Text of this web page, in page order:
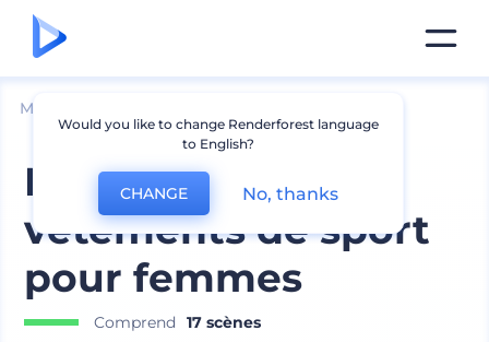
Mockups
Maquettes de
vêtements de sport
pour femmes
Comprend
17 scènes
Would you like to change Renderforest language
to English?
CHANGE No, thanks